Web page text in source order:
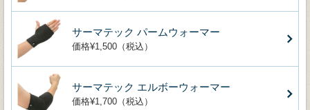
サーマテック パームウォーマー
価格¥1,500（税込）
サーマテック エルボーウォーマー
価格¥1,700（税込）